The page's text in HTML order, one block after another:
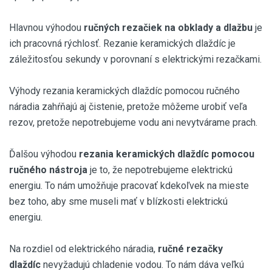
Hlavnou výhodou ručných rezačiek na obklady a dlažbu je
ich pracovná rýchlosť. Rezanie keramických dlaždíc je
záležitosťou sekundy v porovnaní s elektrickými rezačkami.
Výhody rezania keramických dlaždíc pomocou ručného
náradia zahŕňajú aj čistenie, pretože môžeme urobiť veľa
rezov, pretože nepotrebujeme vodu ani nevytvárame prach.
Ďalšou výhodou rezania keramických dlaždíc pomocou
ručného nástroja je to, že nepotrebujeme elektrickú
energiu. To nám umožňuje pracovať kdekoľvek na mieste
bez toho, aby sme museli mať v blízkosti elektrickú
energiu.
Na rozdiel od elektrického náradia, ručné rezačky
dlaždíc nevyžadujú chladenie vodou. To nám dáva veľkú